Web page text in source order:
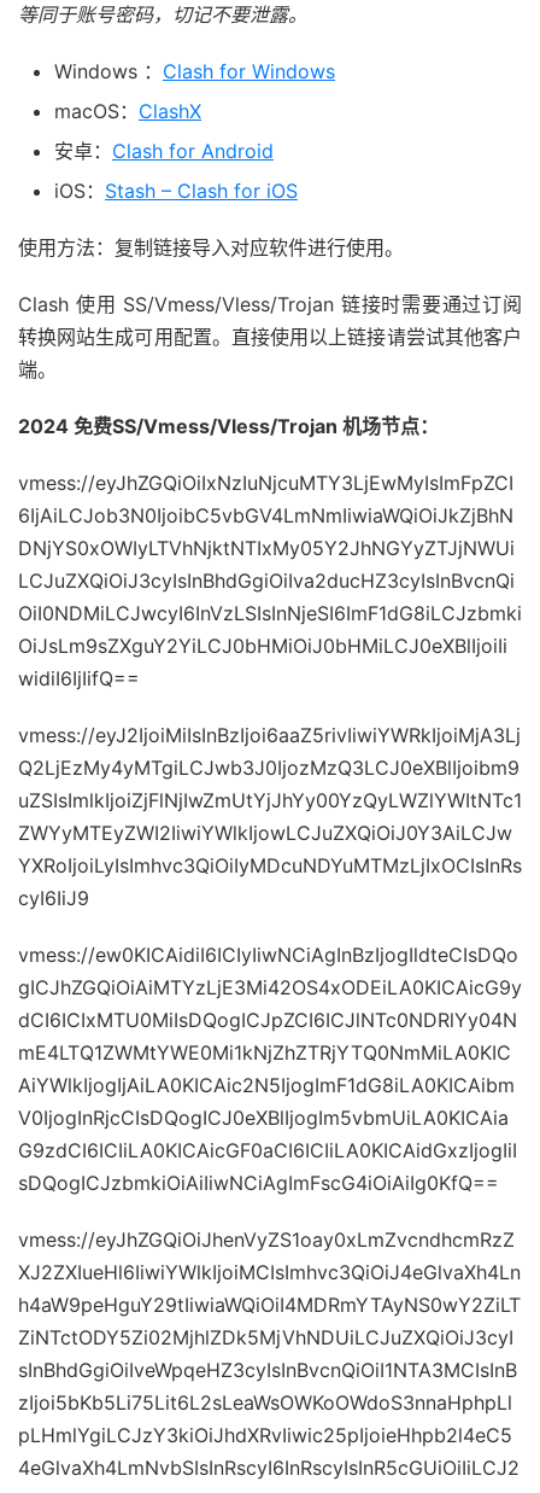
等同于账号密码，切记不要泄露。
Windows ： Clash for Windows
macOS： ClashX
安卓： Clash for Android
iOS： Stash – Clash for iOS
使用方法：复制链接导入对应软件进行使用。
Clash 使用 SS/Vmess/Vless/Trojan 链接时需要通过订阅
转换网站生成可用配置。直接使用以上链接请尝试其他客户
端。
2024 免费SS/Vmess/Vless/Trojan 机场节点：
vmess://eyJhZGQiOiIxNzIuNjcuMTY3LjEwMyIsImFpZCI
6IjAiLCJob3N0IjoibC5vbGV4LmNmIiwiaWQiOiJkZjBhN
DNjYS0xOWIyLTVhNjktNTIxMy05Y2JhNGYyZTJjNWUi
LCJuZXQiOiJ3cyIsInBhdGgiOiIva2ducHZ3cyIsInBvcnQi
OiI0NDMiLCJwcyI6InVzLSIsInNjeSI6ImF1dG8iLCJzbmki
OiJsLm9sZXguY2YiLCJ0bHMiOiJ0bHMiLCJ0eXBlIjoiIi
widiI6IjIifQ==
vmess://eyJ2IjoiMiIsInBzIjoi6aaZ5rivIiwiYWRkIjoiMjA3Lj
Q2LjEzMy4yMTgiLCJwb3J0IjozMzQ3LCJ0eXBlIjoibm9
uZSIsImlkIjoiZjFlNjIwZmUtYjJhYy00YzQyLWZlYWItNTc1
ZWYyMTEyZWI2IiwiYWlkIjowLCJuZXQiOiJ0Y3AiLCJw
YXRoIjoiLyIsImhvc3QiOiIyMDcuNDYuMTMzLjIxOCIsInRs
cyI6IiJ9
vmess://ew0KICAidiI6ICIyIiwNCiAgInBzIjogIldteCIsDQo
gICJhZGQiOiAiMTYzLjE3Mi42OS4xODEiLA0KICAicG9y
dCI6ICIxMTU0MiIsDQogICJpZCI6ICJlNTc0NDRlYy04N
mE4LTQ1ZWMtYWE0Mi1kNjZhZTRjYTQ0NmMiLA0KIC
AiYWlkIjogIjAiLA0KICAic2N5IjogImF1dG8iLA0KICAibm
V0IjogInRjcCIsDQogICJ0eXBlIjogIm5vbmUiLA0KICAia
G9zdCI6ICIiLA0KICAicGF0aCI6ICIiLA0KICAidGxzIjogIiI
sDQogICJzbmkiOiAiIiwNCiAgImFscG4iOiAiIg0KfQ==
vmess://eyJhZGQiOiJhenVyZS1oay0xLmZvcndhcmRzZ
XJ2ZXIueHl6IiwiYWlkIjoiMCIsImhvc3QiOiJ4eGlvaXh4Ln
h4aW9peHguY29tIiwiaWQiOiI4MDRmYTAyNS0wY2ZiLT
ZiNTctODY5Zi02MjhlZDk5MjVhNDUiLCJuZXQiOiJ3cyI
sInBhdGgiOiIveWpqeHZ3cyIsInBvcnQiOiI1NTA3MCIsInB
zIjoi5bKb5Li75Lit6L2sLeaWsOWKoOWdoS3nnaHphpLl
pLHmlYgiLCJzY3kiOiJhdXRvIiwic25pIjoieHhpb2l4eC5
4eGlvaXh4LmNvbSIsInRscyI6InRscyIsInR5cGUiOiIiLCJ2